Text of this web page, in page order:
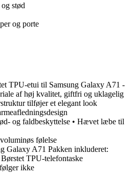
stød
og porte
TPU-etui til Samsung Galaxy A71 -
af høj kvalitet, giftfri og uklagelig
tilføjer et elegant look
og faldbeskyttelse • Hævet læbe til
følelse
Galaxy A71 Pakken inkluderet:
TPU-telefontaske
ikke